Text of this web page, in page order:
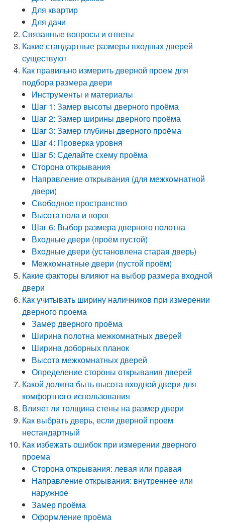
Для квартир
Для дачи
Связанные вопросы и ответы
Какие стандартные размеры входных дверей
существуют
Как правильно измерить дверной проем для
подбора размера двери
Инструменты и материалы
Шаг 1: Замер высоты дверного проёма
Шаг 2: Замер ширины дверного проёма
Шаг 3: Замер глубины дверного проёма
Шаг 4: Проверка уровня
Шаг 5: Сделайте схему проёма
Сторона открывания
Направление открывания (для межкомнатной
двери)
Свободное пространство
Высота пола и порог
Шаг 6: Выбор размера дверного полотна
Входные двери (проём пустой)
Входные двери (установлена старая дверь)
Межкомнатные двери (пустой проём)
Какие факторы влияют на выбор размера входной
двери
Как учитывать ширину наличников при измерении
дверного проема
Замер дверного проёма
Ширина полотна межкомнатных дверей
Ширина доборных планок
Высота межкомнатных дверей
Определение стороны открывания дверей
Какой должна быть высота входной двери для
комфортного использования
Влияет ли толщина стены на размер двери
Как выбрать дверь, если дверной проем
нестандартный
Как избежать ошибок при измерении дверного
проема
Сторона открывания: левая или правая
Направление открывания: внутреннее или
наружное
Замер проёма
Оформление проёма